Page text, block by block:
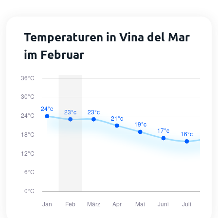
Temperaturen in Vina del Mar
im Februar